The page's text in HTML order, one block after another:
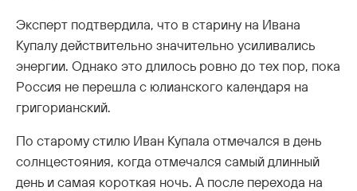
Эксперт подтвердила, что в старину на Ивана
Купалу действительно значительно усиливались
энергии. Однако это длилось ровно до тех пор, пока
Россия не перешла с юлианского календаря на
григорианский.
По старому стилю Иван Купала отмечался в день
солнцестояния, когда отмечался самый длинный
день и самая короткая ночь. А после перехода на